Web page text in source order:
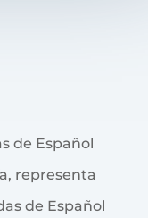
de Español
representa
de Español